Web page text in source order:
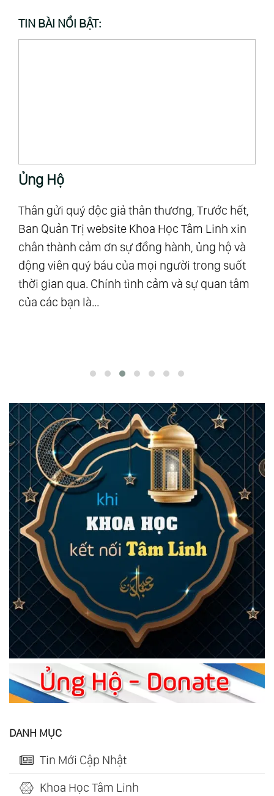
TIN BÀI NỔI BẬT:
Ủng Hộ
Thân gửi quý độc giả thân thương, Trước hết,
Ban Quản Trị website Khoa Học Tâm Linh xin
chân thành cảm ơn sự đồng hành, ủng hộ và
động viên quý báu của mọi người trong suốt
thời gian qua. Chính tình cảm và sự quan tâm
của các bạn là...
DANH MỤC
Tin Mới Cập Nhật
Khoa Học Tâm Linh